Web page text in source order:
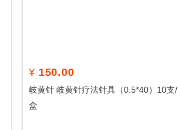
¥ 150.00
岐黄针 岐黄针疗法针具（0.5*40）10支/
盒